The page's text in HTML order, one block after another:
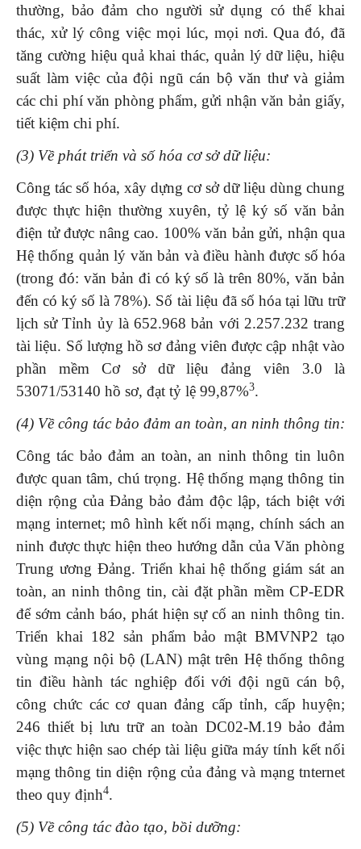
thường, bảo đảm cho người sử dụng có thể khai
thác, xử lý công việc mọi lúc, mọi nơi. Qua đó, đã
tăng cường hiệu quả khai thác, quản lý dữ liệu, hiệu
suất làm việc của đội ngũ cán bộ văn thư và giảm
các chi phí văn phòng phẩm, gửi nhận văn bản giấy,
tiết kiệm chi phí.
(3) Về phát triển và số hóa cơ sở dữ liệu:
Công tác số hóa, xây dựng cơ sở dữ liệu dùng chung
được thực hiện thường xuyên, tỷ lệ ký số văn bản
điện tử được nâng cao. 100% văn bản gửi, nhận qua
Hệ thống quản lý văn bản và điều hành được số hóa
(trong đó: văn bản đi có ký số là trên 80%, văn bản
đến có ký số là 78%). Số tài liệu đã số hóa tại lữu trữ
lịch sử Tỉnh ủy là 652.968 bản với 2.257.232 trang
tài liệu. Số lượng hồ sơ đảng viên được cập nhật vào
phần mềm Cơ sở dữ liệu đảng viên 3.0 là
53071/53140 hồ sơ, đạt tỷ lệ 99,87%3.
(4) Về công tác bảo đảm an toàn, an ninh thông tin:
Công tác bảo đảm an toàn, an ninh thông tin luôn
được quan tâm, chú trọng. Hệ thống mạng thông tin
diện rộng của Đảng bảo đảm độc lập, tách biệt với
mạng internet; mô hình kết nối mạng, chính sách an
ninh được thực hiện theo hướng dẫn của Văn phòng
Trung ương Đảng. Triển khai hệ thống giám sát an
toàn, an ninh thông tin, cài đặt phần mềm CP-EDR
để sớm cảnh báo, phát hiện sự cố an ninh thông tin.
Triển khai 182 sản phẩm bảo mật BMVNP2 tạo
vùng mạng nội bộ (LAN) mật trên Hệ thống thông
tin điều hành tác nghiệp đối với đội ngũ cán bộ,
công chức các cơ quan đảng cấp tỉnh, cấp huyện;
246 thiết bị lưu trữ an toàn DC02-M.19 bảo đảm
việc thực hiện sao chép tài liệu giữa máy tính kết nối
mạng thông tin diện rộng của đảng và mạng tnternet
theo quy định4.
(5) Về công tác đào tạo, bồi dưỡng: